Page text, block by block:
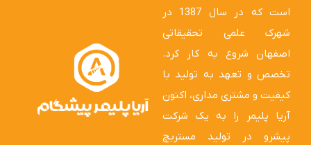
است که در سال 1387 در
شهرک علمی تحقیقاتی
اصفهان شروع به کار کرد.
تخصص و تعهد به تولید با
کیفیت و مشتری مداری، اکنون
آریا پلیمر را به یک شرکت
پیشرو در تولید مستربچ